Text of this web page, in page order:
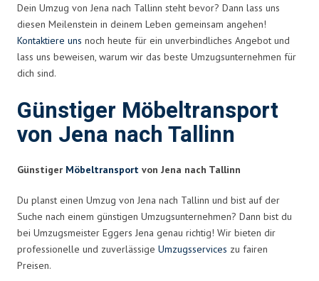
Dein Umzug von Jena nach Tallinn steht bevor? Dann lass uns
diesen Meilenstein in deinem Leben gemeinsam angehen!
Kontaktiere uns noch heute für ein unverbindliches Angebot und
lass uns beweisen, warum wir das beste Umzugsunternehmen für
dich sind.
Günstiger Möbeltransport
von Jena nach Tallinn
Günstiger Möbeltransport von Jena nach Tallinn
Du planst einen Umzug von Jena nach Tallinn und bist auf der
Suche nach einem günstigen Umzugsunternehmen? Dann bist du
bei Umzugsmeister Eggers Jena genau richtig! Wir bieten dir
professionelle und zuverlässige Umzugsservices zu fairen
Preisen.